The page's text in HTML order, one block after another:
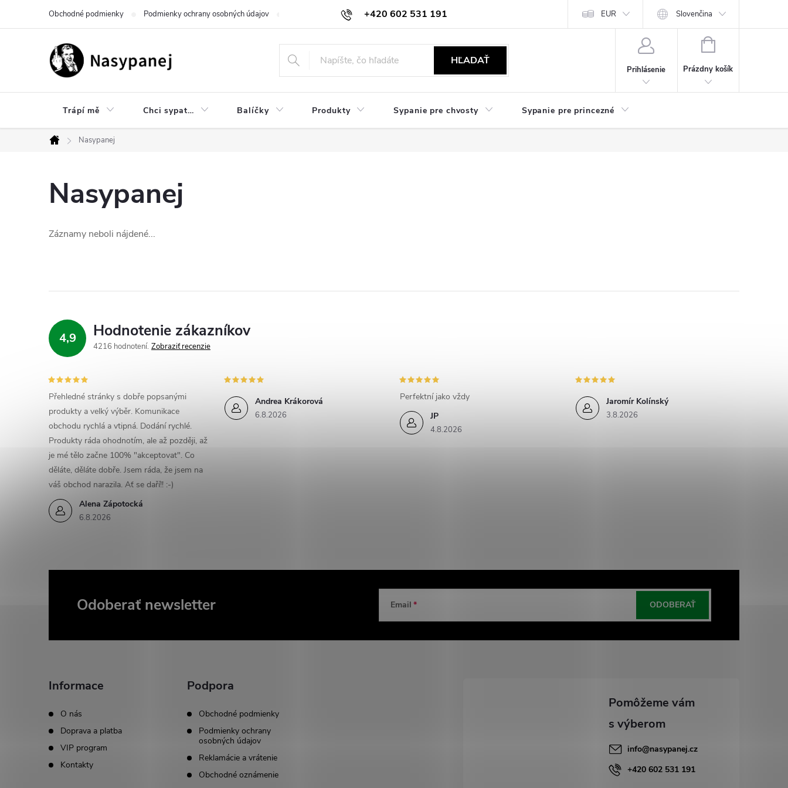
+420 602 531 191
Obchodné podmienky Podmienky ochrany osobných údajov Reklamácie a vrátenie Obchodné oznámenie Kariéra EUR Slovenčina
HĽADAŤ
Prihlásenie
NÁKUPNÝ
Prázdny košík
Trápí mě Chci sypat… Balíčky Produkty Sypanie pre chvosty Sypanie pre princezné
Domov
Nasypanej
Nasypanej
Záznamy neboli nájdené...
4,9 Hodnotenie zákazníkov
4216 hodnotení Zobraziť recenzie
Alena Zápotocká
6.8.2026
Přehledné stránky s dobře popsanými
produkty a velký výběr. Komunikace
obchodu rychlá a vtipná. Dodání rychlé.
Produkty ráda ohodnotím, ale až později, až
je mé tělo začne 100% "akceptovat". Co
děláte, děláte dobře. Jsem ráda, že jsem na
váš obchod narazila. Ať se daří!! :-)
Andrea Krákorová
6.8.2026 JP
4.8.2026
Perfektní jako vždy Jaromír Kolínský
3.8.2026
Odoberať newsletter Email ODOBERAŤ
Informace
O nás
Doprava a platba
VIP program
Kontakty
Podpora
Obchodné podmienky
Podmienky ochrany
osobných údajov
Reklamácie a vrátenie
Obchodné oznámenie
info@nasypanej.cz
+420 602 531 191